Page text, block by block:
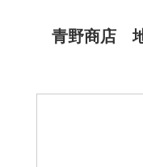
青野商店